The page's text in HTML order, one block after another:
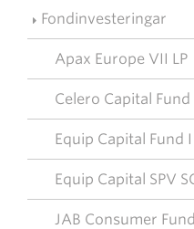
Fondinvesteringar
Apax Europe VII LP
Celero Capital Fund
Equip Capital Fund I
Equip Capital SPV
JAB Consumer